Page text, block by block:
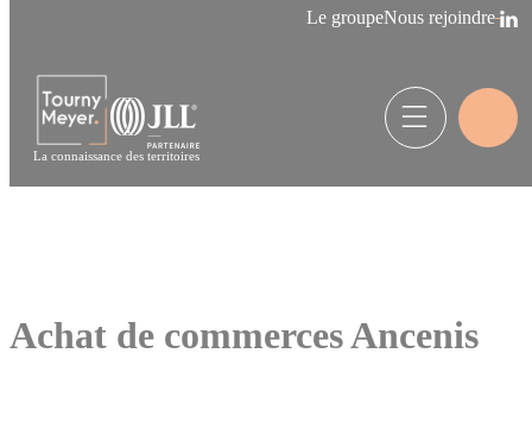
Le groupeNous rejoindre
La connaissance des territoires
Achat de commerces Ancenis